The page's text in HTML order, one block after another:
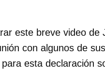
este breve video de
con algunos de
esta declaración